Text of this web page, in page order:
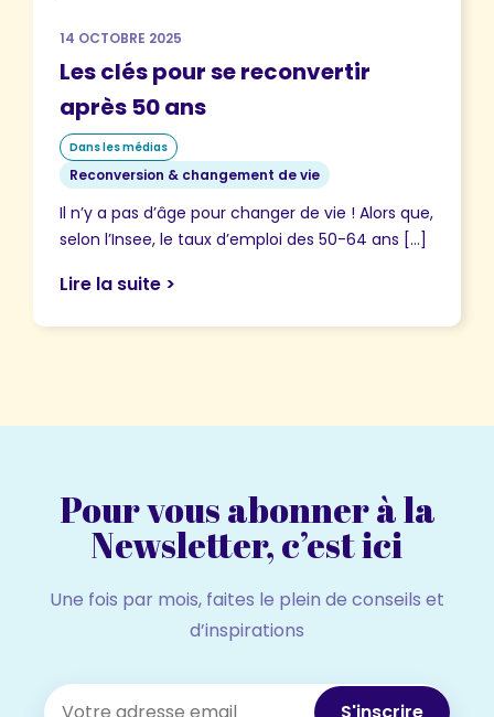
14 OCTOBRE 2025
Les clés pour se reconvertir
après 50 ans
Dans les médias
Reconversion & changement de vie
Il n’y a pas d’âge pour changer de vie ! Alors que,
selon l’Insee, le taux d’emploi des 50-64 ans […]
Lire la suite >
Pour vous abonner à la
Newsletter, c’est ici
Une fois par mois, faites le plein de conseils et
d’inspirations